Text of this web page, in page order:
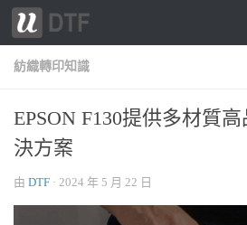
跳轉至內容
紡織轉印知識
EPSON F130提供多材質
決方案
由 DTF · 2024 年 5 月 22 日